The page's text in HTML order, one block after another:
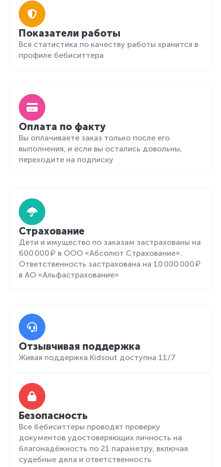
Показатели работы
Вся статистика по качеству работы хранится в
профиле бебиситтера
Оплата по факту
Вы оплачиваете заказ только после его
выполнения, и если вы остались довольны,
переходите на подписку
Страхование
Дети и имущество по заказам застрахованы на
600 000 ₽ в ООО «Абсолют Страхование».
Ответственность застрахована на 10 000 000 ₽
в АО «Альфастрахование»
Отзывчивая поддержка
Живая поддержка Kidsout доступна 11/7
Безопасность
Все бебиситтеры проводят проверку
документов удостоверяющих личность на
благонадёжность по 21 параметру, включая
судебные дела и ответственность